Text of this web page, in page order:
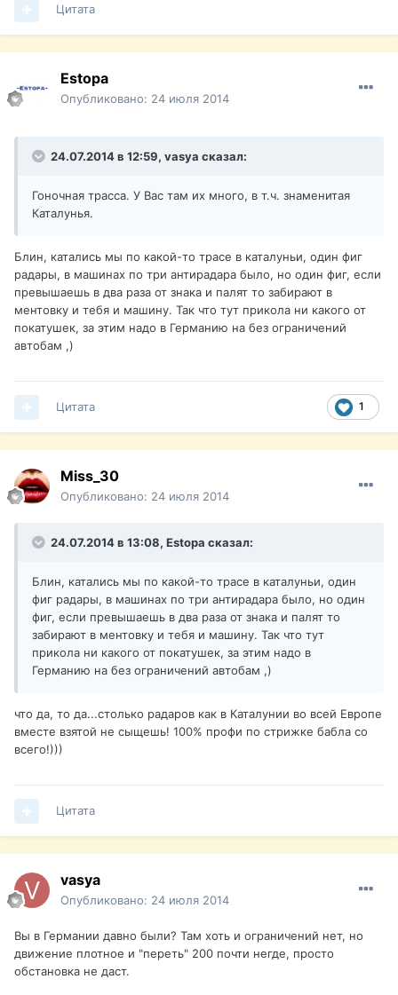
Цитата
Estopa
Опубликовано: 24 июля 2014
24.07.2014 в 12:59, vasya сказал:
Гоночная трасса. У Вас там их много, в т.ч. знаменитая
Каталунья.
Блин, катались мы по какой-то трасе в каталуньи, один фиг
радары, в машинах по три антирадара было, но один фиг, если
превышаешь в два раза от знака и палят то забирают в
ментовку и тебя и машину. Так что тут прикола ни какого от
покатушек, за этим надо в Германию на без ограничений
автобам ,)
1
Цитата
Miss_30
Опубликовано: 24 июля 2014
24.07.2014 в 13:08, Estopa сказал:
Блин, катались мы по какой-то трасе в каталуньи, один
фиг радары, в машинах по три антирадара было, но один
фиг, если превышаешь в два раза от знака и палят то
забирают в ментовку и тебя и машину. Так что тут
прикола ни какого от покатушек, за этим надо в
Германию на без ограничений автобам ,)
что да, то да...столько радаров как в Каталунии во всей Европе
вместе взятой не сыщешь! 100% профи по стрижке бабла со
всего!)))
Цитата
vasya
Опубликовано: 24 июля 2014
Вы в Германии давно были? Там хоть и ограничений нет, но
движение плотное и "переть" 200 почти негде, просто
обстановка не даст.